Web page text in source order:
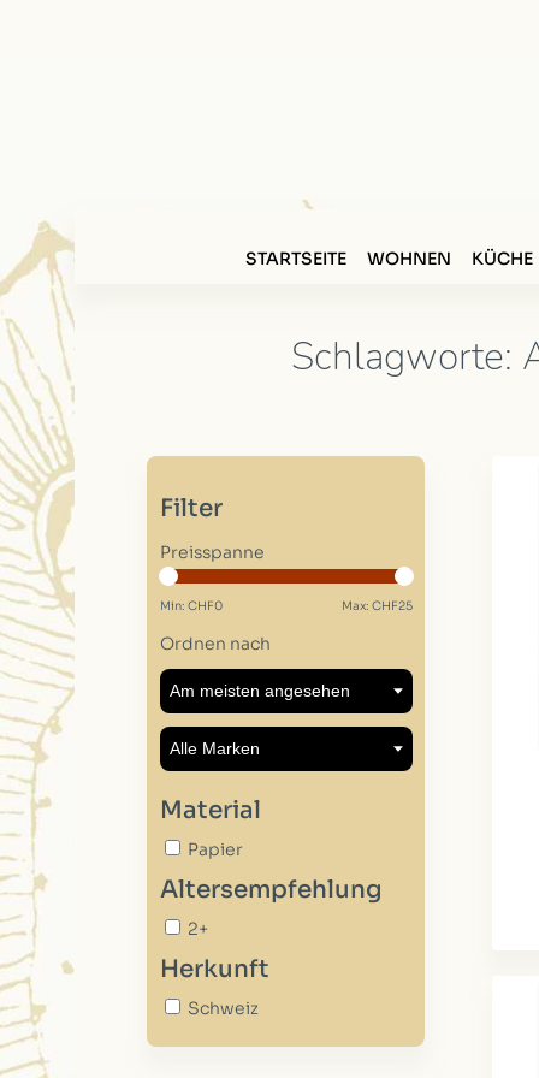
STARTSEITE WOHNEN KÜCHE
Schlagworte:
Filter
Preisspanne
Min: CHF0 Max: CHF25
Ordnen nach
Material
Papier
Altersempfehlung
2+
Herkunft
Schweiz